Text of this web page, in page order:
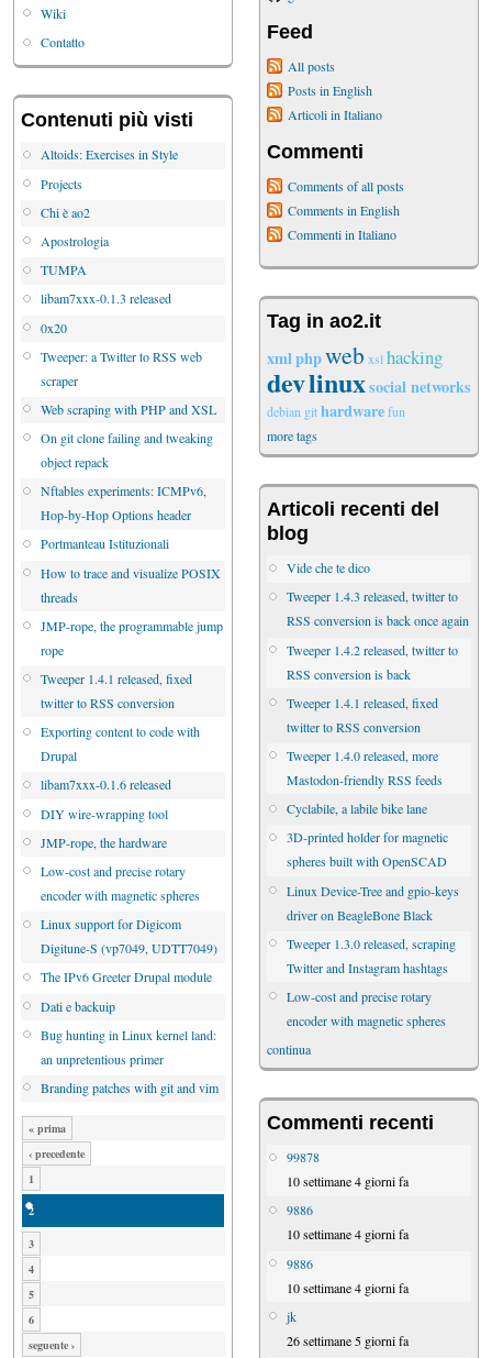
Wiki
Contatto
Contenuti più visti
Altoids: Exercises in Style
Projects
Chi è ao2
Apostrologia
TUMPA
libam7xxx-0.1.3 released
0x20
Tweeper: a Twitter to RSS web
scraper
Web scraping with PHP and XSL
On git clone failing and tweaking
object repack
Nftables experiments: ICMPv6,
Hop-by-Hop Options header
Portmanteau Istituzionali
How to trace and visualize POSIX
threads
JMP-rope, the programmable jump
rope
Tweeper 1.4.1 released, fixed
twitter to RSS conversion
Exporting content to code with
Drupal
libam7xxx-0.1.6 released
DIY wire-wrapping tool
JMP-rope, the hardware
Low-cost and precise rotary
encoder with magnetic spheres
Linux support for Digicom
Digitune-S (vp7049, UDTT7049)
The IPv6 Greeter Drupal module
Dati e backuip
Bug hunting in Linux kernel land:
an unpretentious primer
Branding patches with git and vim
« prima
‹ precedente
1
2
3
4
5
6
seguente ›
Feed
All posts
Posts in English
Articoli in Italiano
Commenti
Comments of all posts
Comments in English
Commenti in Italiano
Tag in ao2.it
xmlphpweb xslhacking
devlinuxsocial networks
debian githardwarefun
more tags
Articoli recenti del
blog
Vide che te dico
Tweeper 1.4.3 released, twitter to
RSS conversion is back once again
Tweeper 1.4.2 released, twitter to
RSS conversion is back
Tweeper 1.4.1 released, fixed
twitter to RSS conversion
Tweeper 1.4.0 released, more
Mastodon-friendly RSS feeds
Cyclabile, a labile bike lane
3D-printed holder for magnetic
spheres built with OpenSCAD
Linux Device-Tree and gpio-keys
driver on BeagleBone Black
Tweeper 1.3.0 released, scraping
Twitter and Instagram hashtags
Low-cost and precise rotary
encoder with magnetic spheres
continua
Commenti recenti
99878
10 settimane 4 giorni fa
9886
10 settimane 4 giorni fa
9886
10 settimane 4 giorni fa
jk
26 settimane 5 giorni fa